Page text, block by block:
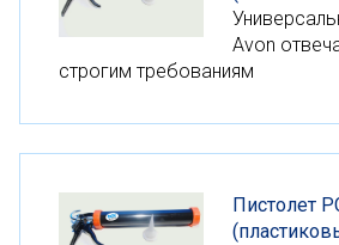
Avon
строгим требованиям
Пистолет